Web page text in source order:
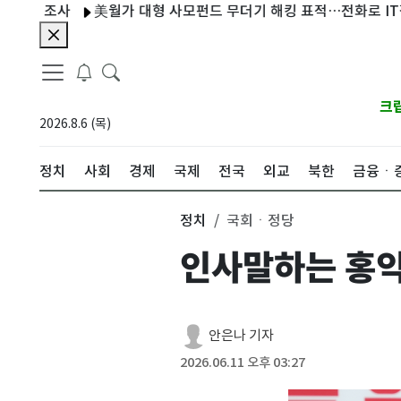
美월가 대형 사모펀드 무더기 해킹 표적…전화로 IT직원 사
2026.8.6 (목)
크
정치 사회 경제 국제 전국 외교 북한 금융ㆍ
정치 국회ㆍ정당
인사말하는 홍
안은나 기자
2026.06.11 오후 03:27